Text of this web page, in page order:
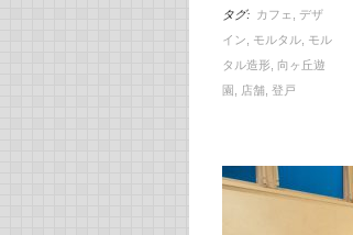
タグ: カフェ
デザ
イン
モルタル モル
タル造形
向ヶ丘遊
園
店舗 登戸